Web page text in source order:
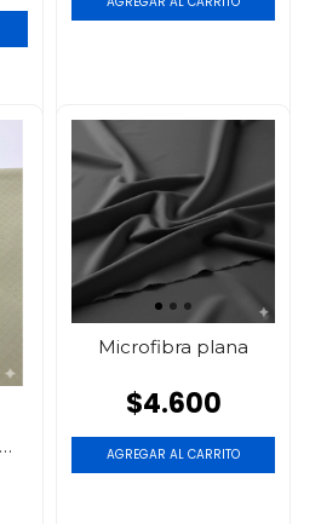
Microfibra plana
$4.600
AGREGAR AL CARRITO